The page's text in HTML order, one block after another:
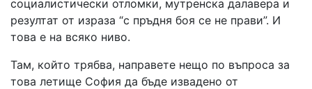
социалистически отломки, мутренска далавера и
резултат от израза “с пръдня боя се не прави”. И
това е на всяко ниво.
Там, който трябва, направете нещо по въпроса за
това летище София да бъде извадено от